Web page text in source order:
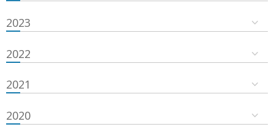
2023
2022
2021
2020